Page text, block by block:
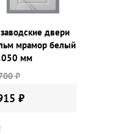
двери
мрамор белый
мм
₽
₽